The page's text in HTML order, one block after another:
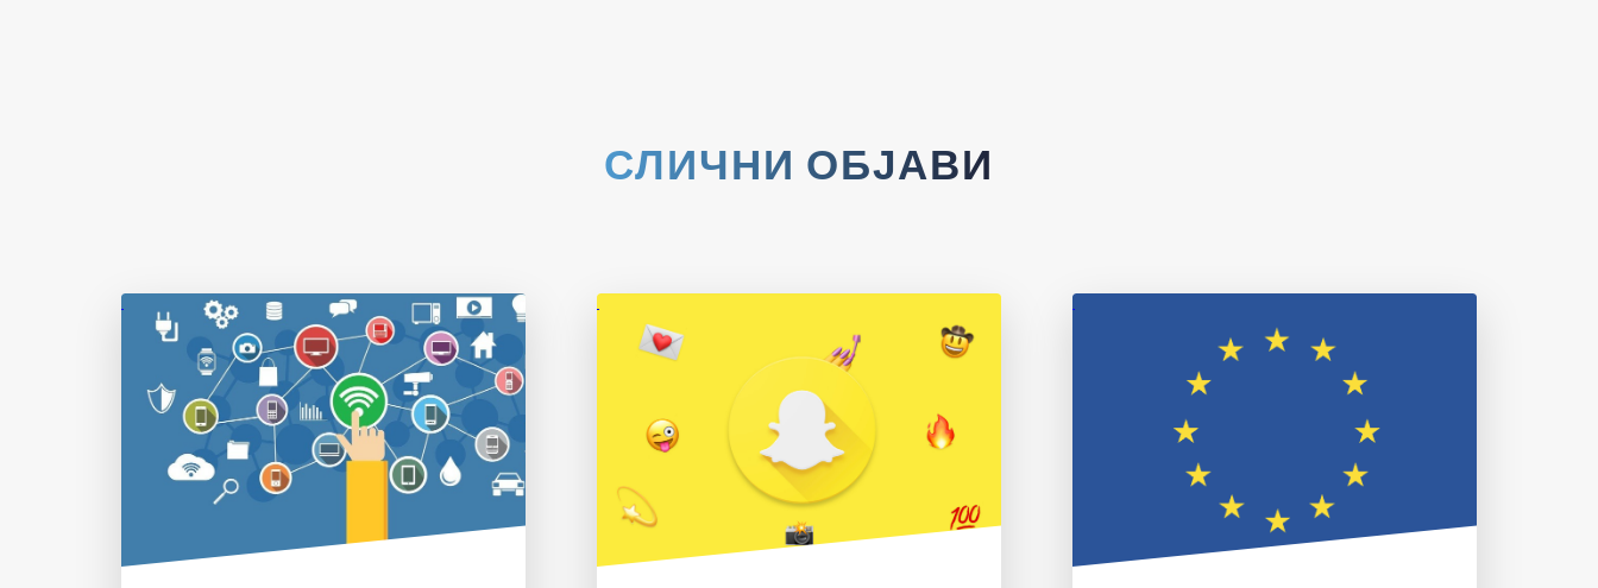
СЛИЧНИ ОБЈАВИ
ПРОЧИТАЈТЕ! ПРОЧИТАЈТЕ!
Европската унија бараше начини да
создаде побезбедна средина за онлајн
купувачите и овој месец објави упатство
за безбедно купување преку Интернет
објавено во Службениот весник на